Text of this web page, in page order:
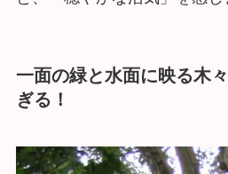
一面の緑と水面に映る木
ぎる！